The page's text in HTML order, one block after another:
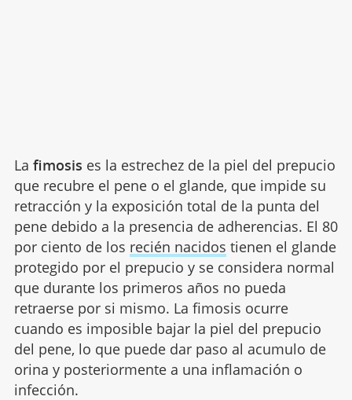
La fimosis es la estrechez de la piel del prepucio
que recubre el pene o el glande, que impide su
retracción y la exposición total de la punta del
pene debido a la presencia de adherencias. El 80
por ciento de los recién nacidos tienen el glande
protegido por el prepucio y se considera normal
que durante los primeros años no pueda
retraerse por si mismo. La fimosis ocurre
cuando es imposible bajar la piel del prepucio
del pene, lo que puede dar paso al acumulo de
orina y posteriormente a una inflamación o
infección.